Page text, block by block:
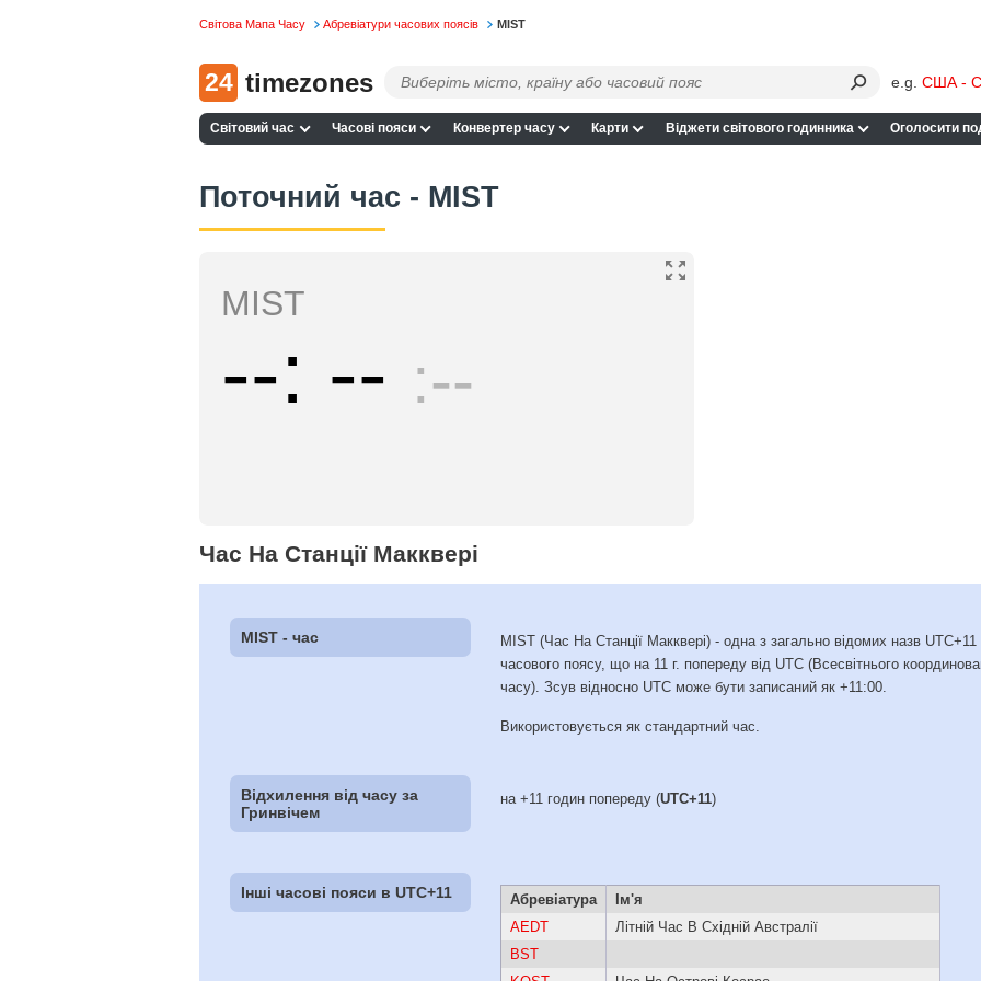
Світова Мапа Часу Абревіатури часових поясів MIST
24 timezones e.g. США -
Світовий час Часові пояси Конвертер часу Карти Віджети світового годинника Оголосити
Поточний час - MIST
MIST
-- -- --
Час На Станції Макквері
MIST - час
MIST (Час На Станції Макквері) - одна з загально відомих назв UTC+11
часового поясу, що на 11 г. попереду від UTC (Всесвітнього
часу). Зсув відносно UTC може бути записаний як +11:00.
Використовується як стандартний час.
Відхилення від часу за
Гринвічем
на +11 годин попереду (UTC+11)
Інші часові пояси в UTC+11 Абревіатура
Ім'я
AEDT
Літній Час В Східній Австралії
BST